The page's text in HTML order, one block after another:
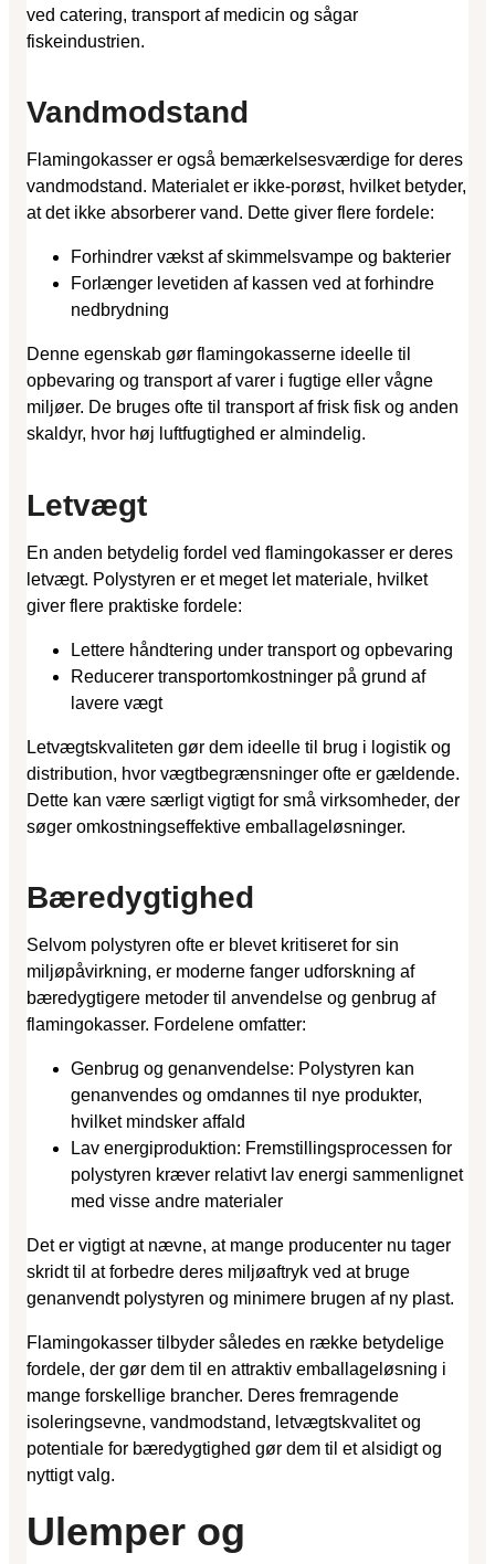
ved catering, transport af medicin og sågar
fiskeindustrien.
Vandmodstand
Flamingokasser er også bemærkelsesværdige for deres
vandmodstand. Materialet er ikke-porøst, hvilket betyder,
at det ikke absorberer vand. Dette giver flere fordele:
Forhindrer vækst af skimmelsvampe og bakterier
Forlænger levetiden af kassen ved at forhindre
nedbrydning
Denne egenskab gør flamingokasserne ideelle til
opbevaring og transport af varer i fugtige eller vågne
miljøer. De bruges ofte til transport af frisk fisk og anden
skaldyr, hvor høj luftfugtighed er almindelig.
Letvægt
En anden betydelig fordel ved flamingokasser er deres
letvægt. Polystyren er et meget let materiale, hvilket
giver flere praktiske fordele:
Lettere håndtering under transport og opbevaring
Reducerer transportomkostninger på grund af
lavere vægt
Letvægtskvaliteten gør dem ideelle til brug i logistik og
distribution, hvor vægtbegrænsninger ofte er gældende.
Dette kan være særligt vigtigt for små virksomheder, der
søger omkostningseffektive emballageløsninger.
Bæredygtighed
Selvom polystyren ofte er blevet kritiseret for sin
miljøpåvirkning, er moderne fanger udforskning af
bæredygtigere metoder til anvendelse og genbrug af
flamingokasser. Fordelene omfatter:
Genbrug og genanvendelse: Polystyren kan
genanvendes og omdannes til nye produkter,
hvilket mindsker affald
Lav energiproduktion: Fremstillingsprocessen for
polystyren kræver relativt lav energi sammenlignet
med visse andre materialer
Det er vigtigt at nævne, at mange producenter nu tager
skridt til at forbedre deres miljøaftryk ved at bruge
genanvendt polystyren og minimere brugen af ny plast.
Flamingokasser tilbyder således en række betydelige
fordele, der gør dem til en attraktiv emballageløsning i
mange forskellige brancher. Deres fremragende
isoleringsevne, vandmodstand, letvægtskvalitet og
potentiale for bæredygtighed gør dem til et alsidigt og
nyttigt valg.
Ulemper og